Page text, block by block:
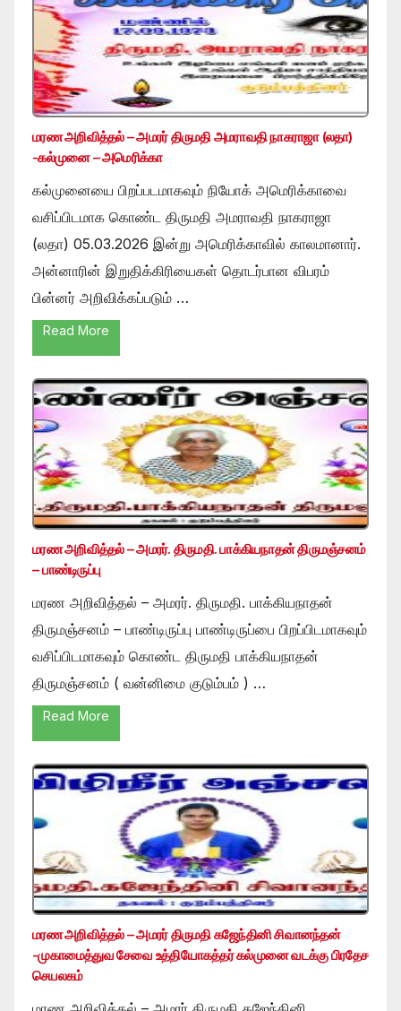
மரண அறிவித்தல் – அமரர் திருமதி அமராவதி நாகராஜா (லதா)
-கல்முனை – அமெரிக்கா
கல்முனையை பிறப்படமாகவும் நியோக் அமெரிக்காவை
வசிப்பிடமாக கொண்ட திருமதி அமராவதி நாகராஜா
(லதா) 05.03.2026 இன்று அமெரிக்காவில் காலமானார்.
அன்னாரின் இறுதிக்கிரியைகள் தொடர்பான விபரம்
பின்னர் அறிவிக்கப்படும் …
Read More
மரண அறிவித்தல் – அமரர். திருமதி. பாக்கியநாதன் திருமஞ்சனம்
– பாண்டிருப்பு
மரண அறிவித்தல் – அமரர். திருமதி. பாக்கியநாதன்
திருமஞ்சனம் – பாண்டிருப்பு பாண்டிருப்பை பிறப்பிடமாகவும்
வசிப்பிடமாகவும் கொண்ட திருமதி பாக்கியநாதன்
திருமஞ்சனம் ( வன்னிமை குடும்பம் ) …
Read More
மரண அறிவித்தல் – அமரர் திருமதி கஜேந்தினி சிவானந்தன்
-முகாமைத்துவ சேவை உத்தியோகத்தர் கல்முனை வடக்கு பிரதேச
செயலகம்